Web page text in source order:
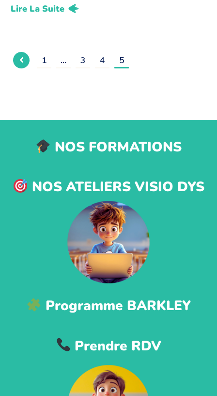
Lire La Suite
1 … 3 4 5
NOS FORMATIONS
NOS ATELIERS VISIO DYS
Programme BARKLEY
Prendre RDV